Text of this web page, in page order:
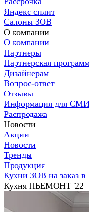
Яндекс сплит
Салоны ЗОВ
О компании
О компании
Партнеры
Партнерская
Дизайнерам
Вопрос-ответ
Отзывы
Информация для СМИ
Распродажа
Новости
Акции
Новости
Тренды
Продукция
Кухни ЗОВ на заказ в
Кухня ПЬЕМОНТ '22